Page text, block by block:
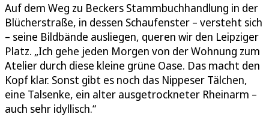
Auf dem Weg zu Beckers Stammbuchhandlung in der
Blücherstraße, in dessen Schaufenster – versteht sich
– seine Bildbände ausliegen, queren wir den Leipziger
Platz. „Ich gehe jeden Morgen von der Wohnung zum
Atelier durch diese kleine grüne Oase. Das macht den
Kopf klar. Sonst gibt es noch das Nippeser Tälchen,
eine Talsenke, ein alter ausgetrockneter Rheinarm –
auch sehr idyllisch.“